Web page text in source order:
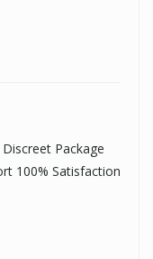
Package
100% Satisfaction